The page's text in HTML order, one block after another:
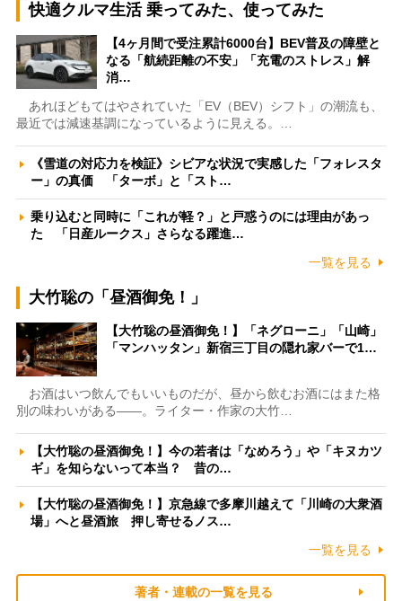
快適クルマ生活 乗ってみた、使ってみた
【4ヶ月間で受注累計6000台】BEV普及の障壁と
なる「航続距離の不安」「充電のストレス」解
消…
あれほどもてはやされていた「EV（BEV）シフト」の潮流も、
最近では減速基調になっているように見える。…
《雪道の対応力を検証》シビアな状況で実感した「フォレスタ
ー」の真価 「ターボ」と「スト…
乗り込むと同時に「これが軽？」と戸惑うのには理由があっ
た 「日産ルークス」さらなる躍進…
一覧を見る
大竹聡の「昼酒御免！」
【大竹聡の昼酒御免！】「ネグローニ」「山崎」
「マンハッタン」新宿三丁目の隠れ家バーで1…
お酒はいつ飲んでもいいものだが、昼から飲むお酒にはまた格
別の味わいがある――。ライター・作家の大竹…
【大竹聡の昼酒御免！】今の若者は「なめろう」や「キヌカツ
ギ」を知らないって本当？ 昔の…
【大竹聡の昼酒御免！】京急線で多摩川越えて「川崎の大衆酒
場」へと昼酒旅 押し寄せるノス…
一覧を見る
著者・連載の一覧を見る